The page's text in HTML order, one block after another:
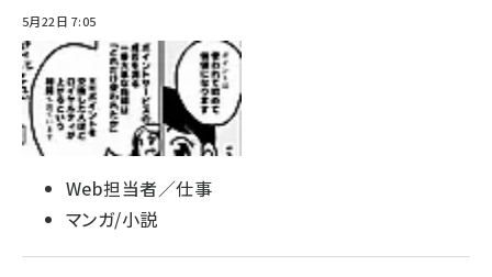
5月22日 7:05
Web担当者／仕事
マンガ/小説